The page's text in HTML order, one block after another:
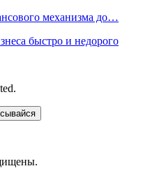
механизма до…
быстро и недорого